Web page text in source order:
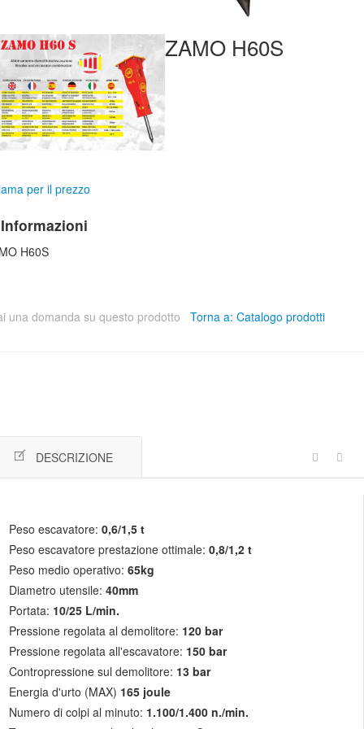
ZAMO H60S
per il prezzo
Informazioni
H60S
una domanda su questo prodotto Torna a: Catalogo prodotti
DESCRIZIONE
Peso escavatore: 0,6/1,5 t
Peso escavatore prestazione ottimale: 0,8/1,2 t
Peso medio operativo: 65kg
Diametro utensile: 40mm
Portata: 10/25 L/min.
Pressione regolata al demolitore: 120 bar
Pressione regolata all'escavatore: 150 bar
Contropressione sul demolitore: 13 bar
Energia d'urto (MAX) 165 joule
Numero di colpi al minuto: 1.100/1.400 n./min.